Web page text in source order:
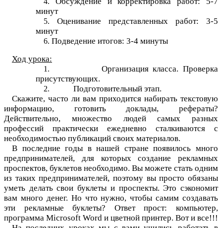
минут
Оценивание представленных работ: 3-5
минут
Подведение итогов: 3-4 минуты
Ход урока:
Организация класса. Проверка
присутствующих.
Подготовительный этап.
Скажите, часто ли вам приходится набирать текстовую
информацию, готовить доклады, рефераты?
Действительно, множество людей самых разных
профессий практически ежедневно сталкиваются с
необходимостью публикаций своих материалов.
В последние годы в нашей стране появилось много
предпринимателей, для которых создание рекламных
проспектов, буклетов необходимо. Вы можете стать одним
из таких предпринимателей, поэтому вы просто обязаны
уметь делать свои буклеты и проспекты. Это сэкономит
вам много денег. Но что нужно, чтобы самим создавать
эти рекламные буклеты? Ответ прост: компьютер,
программа Microsoft Word и цветной принтер. Вот и все!!!